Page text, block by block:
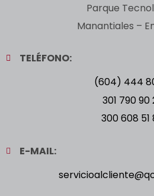
Parque
Manantiales –
TELÉFONO:
(604) 444
301 790 90
300 608 51
E-MAIL: